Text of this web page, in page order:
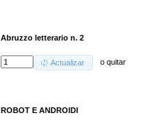
Abruzzo letterario n. 2
Actualizar oquitar
ROBOT E ANDROIDI